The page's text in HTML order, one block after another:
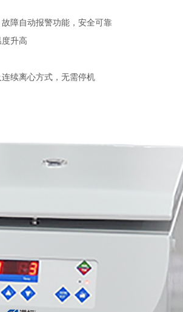
障自动报警功能，安全可靠
升高
续离心方式，无需停机